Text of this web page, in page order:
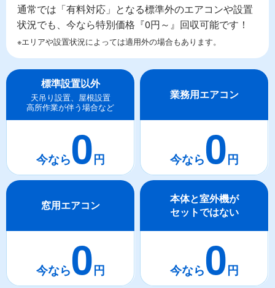
通常では「有料対応」となる標準外のエアコンや設置
状況でも、今なら特別価格『0円～』回収可能です！
※エリアや設置状況によっては適用外の場合もあります。
標準設置以外
天吊り設置、屋根設置
高所作業が伴う場合など
0
業務用エアコン
0
窓用エアコン
0
本体と室外機が
セットではない
0